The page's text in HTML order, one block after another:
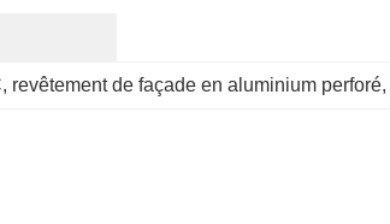
, revêtement de façade en aluminium perforé,